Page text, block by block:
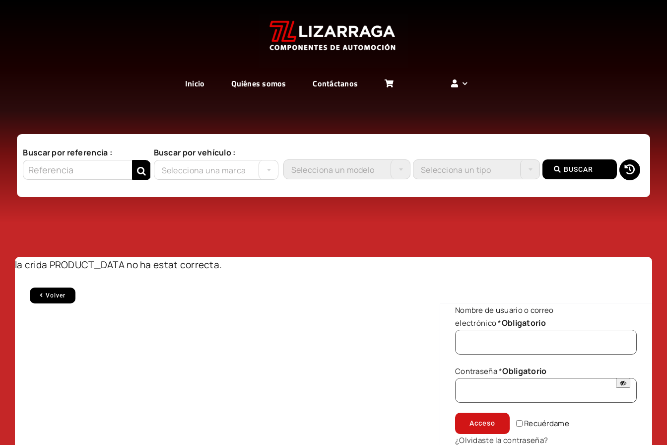
Inicio Quiénes somos Contáctanos
Buscar por referencia :
Buscar por vehículo :
Selecciona una marca
Selecciona un modelo Selecciona un tipo BUSCAR
la crida PRODUCT_DATA no ha estat correcta.
Volver
Nombre de usuario o correo
electrónico*Obligatorio
Contraseña*Obligatorio
Recuérdame
Acceso
¿Olvidaste la contraseña?